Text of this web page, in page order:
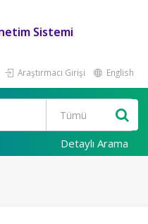
Sistemi
Araştırmacı Girişi English
Detaylı Arama